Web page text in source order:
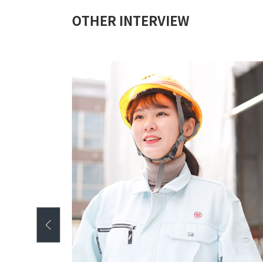
OTHER INTERVIEW